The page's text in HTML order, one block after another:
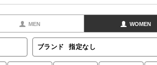
MEN WOMEN
ブランド 指定なし